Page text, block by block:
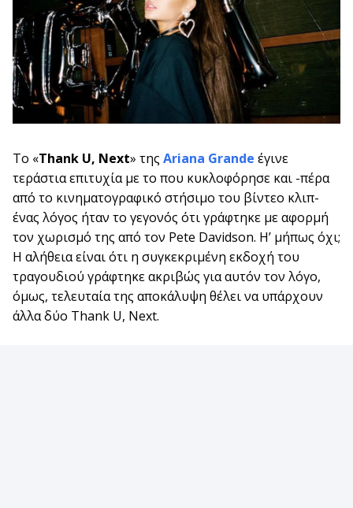
Το «Thank U, Next» της Ariana Grande έγινε
τεράστια επιτυχία με το που κυκλοφόρησε και -πέρα
από το κινηματογραφικό στήσιμο του βίντεο κλιπ-
ένας λόγος ήταν το γεγονός ότι γράφτηκε με αφορμή
τον χωρισμό της από τον Pete Davidson. Η’ μήπως όχι;
Η αλήθεια είναι ότι η συγκεκριμένη εκδοχή του
τραγουδιού γράφτηκε ακριβώς για αυτόν τον λόγο,
όμως, τελευταία της αποκάλυψη θέλει να υπάρχουν
άλλα δύο Thank U, Next.